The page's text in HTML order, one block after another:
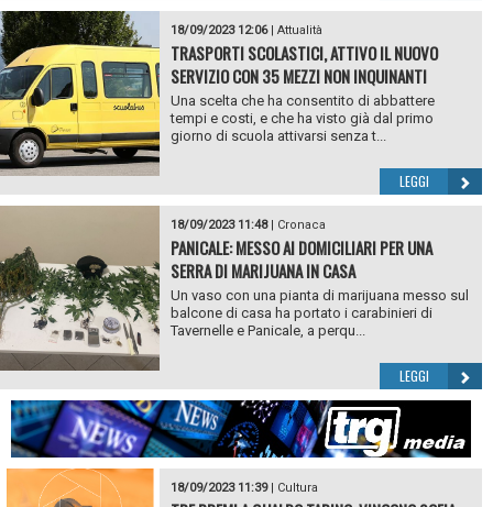
18/09/2023 12:06| Attualità
TRASPORTI SCOLASTICI, ATTIVO IL NUOVO
SERVIZIO CON 35 MEZZI NON INQUINANTI
Una scelta che ha consentito di abbattere
tempi e costi, e che ha visto già dal primo
giorno di scuola attivarsi senza t...
LEGGI
18/09/2023 11:48| Cronaca
PANICALE: MESSO AI DOMICILIARI PER UNA
SERRA DI MARIJUANA IN CASA
Un vaso con una pianta di marijuana messo sul
balcone di casa ha portato i carabinieri di
Tavernelle e Panicale, a perqu...
LEGGI
18/09/2023 11:39| Cultura